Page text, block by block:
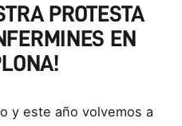
PROTESTA
EN
y este año volvemos a